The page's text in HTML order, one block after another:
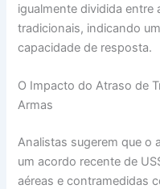
igualmente dividida
tradicionais, indicando
capacidade de resposta.
O Impacto do Atraso de
Armas
Analistas sugerem que o
um acordo recente de
aéreas e contramedidas